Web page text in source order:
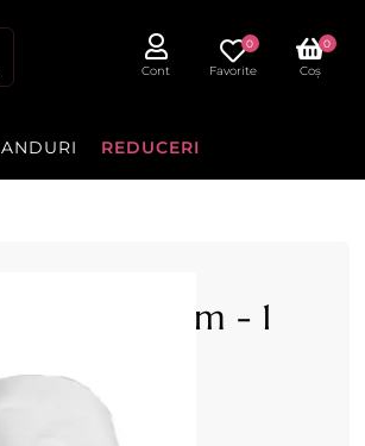
Cont Favorite
0
Coș
0
REDUCERI
1,6 x 2m - 1